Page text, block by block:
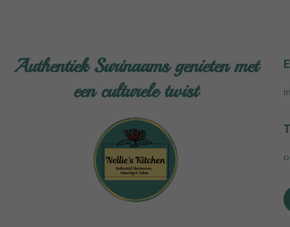
Authentiek Surinaams genieten met
een culturele twist